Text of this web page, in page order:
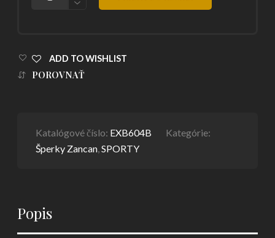
ADD TO WISHLIST
POROVNAŤ
Katalógové číslo: EXB604B
Kategórie:
Šperky Zancan ,SPORTY
Popis